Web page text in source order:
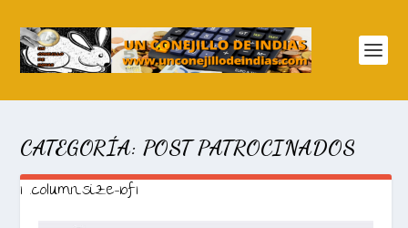
CATEGORÍA: POST PATROCINADOS